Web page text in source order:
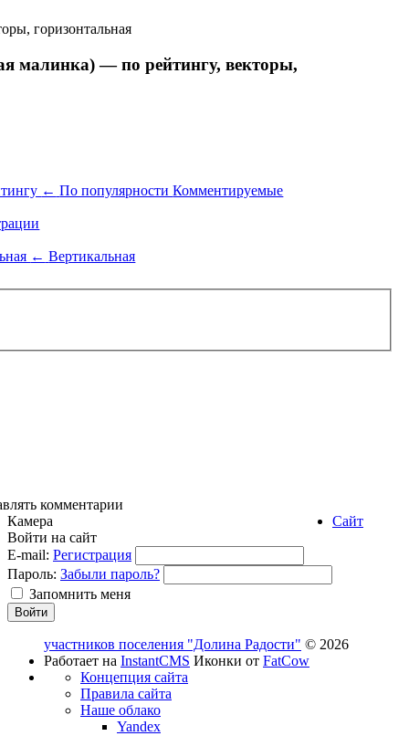
горизонтальная
малинка) — по рейтингу, векторы,
← По популярностиКомментируемые
← Вертикальная
комментарии
Камера
Войти на сайт
E-mail: Регистрация
Пароль: Забыли пароль?
Запомнить меня
Сайт
участников поселения "Долина Радости" © 2026
Работает на InstantCMS Иконки от FatCow
Концепция сайта
Правила сайта
Наше облако
Yandex